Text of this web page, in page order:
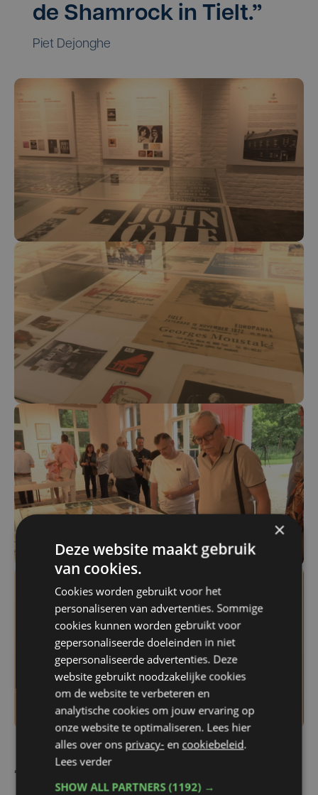
de Shamrock in Tielt.”
Piet Dejonghe
Stefaan Six
×
Deze website maakt gebruik
van cookies.
Cookies worden gebruikt voor het
personaliseren van advertenties. Sommige
cookies kunnen worden gebruikt voor
gepersonaliseerde doeleinden in niet
gepersonaliseerde advertenties. Deze
website gebruikt noodzakelijke cookies
om de website te verbeteren en
analytische cookies om jouw ervaring op
onze website te optimaliseren. Lees hier
alles over ons privacy- en cookiebeleid.
Lees verder
SHOW ALL PARTNERS(1192) →